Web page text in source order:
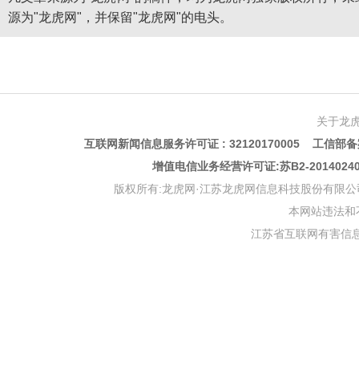
源为"龙虎网"，并保留"龙虎网"的电头。
关于龙
互联网新闻信息服务许可证 : 32120170005 工信部
增值电信业务经营许可证:苏B2-
版权所有:龙虎网·江苏龙虎网信息科技股份有限
本网站违法
江苏省互联网有害